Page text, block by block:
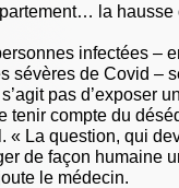
la hausse
infectées –
sévères de Covid –
pas d’exposer
tenir compte du
La question, qui
de façon humaine
le médecin.